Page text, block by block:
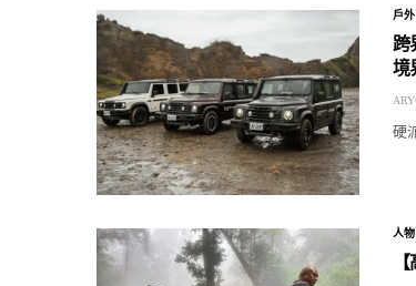
戶
跨
境
硬
人